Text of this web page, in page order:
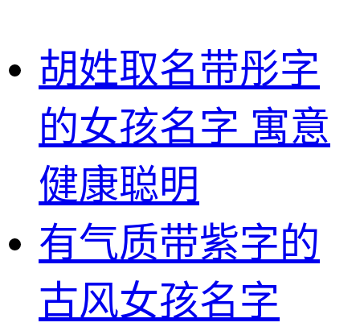
胡姓取名带彤字
的女孩名字 寓意
健康聪明
有气质带紫字的
古风女孩名字